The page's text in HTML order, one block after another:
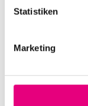
Statistiken
Marketing